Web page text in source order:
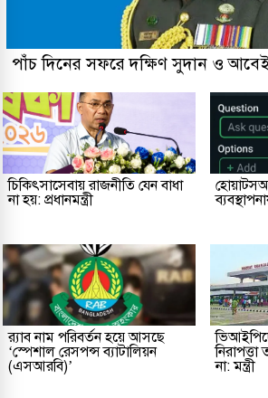
পাঁচ দিনের সফরে দক্ষিণ সুদান ও আবেই
চিকিৎসাসেবায় রাজনীতি যেন বাধা
না হয়: প্রধানমন্ত্রী
র‌্যাব নাম পরিবর্তন হয়ে আসছে
‘স্পেশাল রেসপন্স ব্যাটালিয়ন
(এসআরবি)’
না: মন্ত্রী